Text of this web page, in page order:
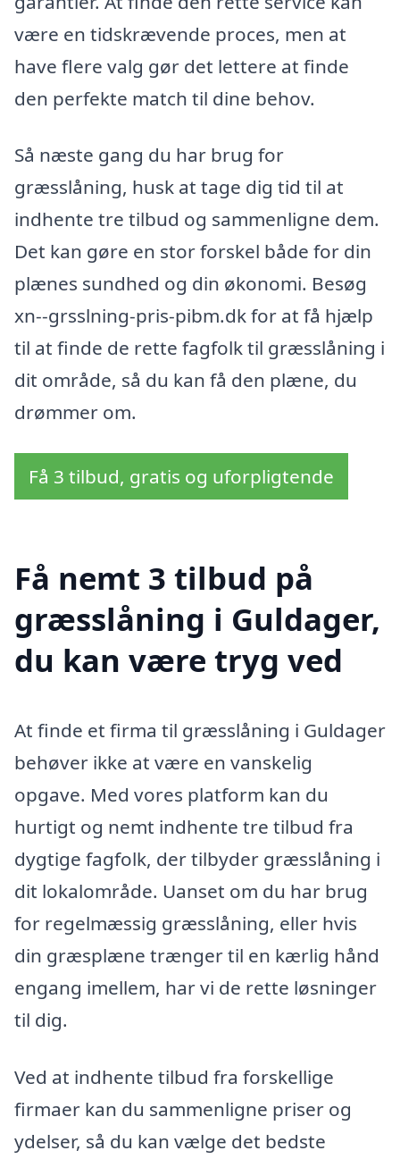
være en tidskrævende proces, men at
have flere valg gør det lettere at finde
den perfekte match til dine behov.
Så næste gang du har brug for
græsslåning, husk at tage dig tid til at
indhente tre tilbud og sammenligne dem.
Det kan gøre en stor forskel både for din
plænes sundhed og din økonomi. Besøg
xn--grsslning-pris-pibm.dk for at få hjælp
til at finde de rette fagfolk til græsslåning i
dit område, så du kan få den plæne, du
drømmer om.
Få 3 tilbud, gratis og uforpligtende
Få nemt 3 tilbud på
græsslåning i Guldager,
du kan være tryg ved
At finde et firma til græsslåning i Guldager
behøver ikke at være en vanskelig
opgave. Med vores platform kan du
hurtigt og nemt indhente tre tilbud fra
dygtige fagfolk, der tilbyder græsslåning i
dit lokalområde. Uanset om du har brug
for regelmæssig græsslåning, eller hvis
din græsplæne trænger til en kærlig hånd
engang imellem, har vi de rette løsninger
til dig.
Ved at indhente tilbud fra forskellige
firmaer kan du sammenligne priser og
ydelser, så du kan vælge det bedste